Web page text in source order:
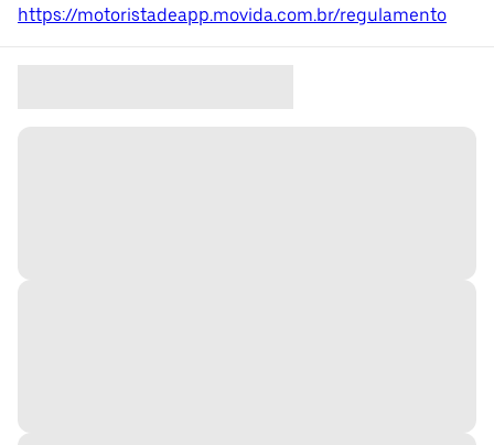
https://motoristadeapp.movida.com.br/regulamento